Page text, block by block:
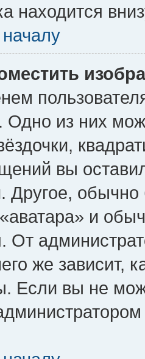
находится
Одно из них
вы
Другое,
и
От
же зависит,
Если вы не